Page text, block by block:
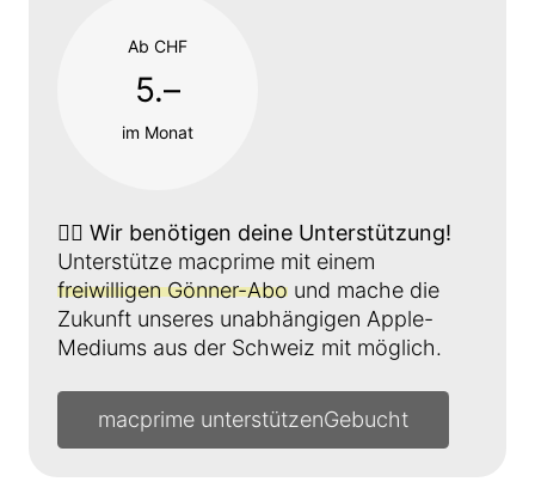
Ab CHF
5.–
im Monat
👉🏼 Wir benötigen deine Unterstützung!
Unterstütze macprime mit einem
freiwilligen Gönner-Abo und mache die
Zukunft unseres unabhängigen Apple-
Mediums aus der Schweiz mit möglich.
macprime unterstützen